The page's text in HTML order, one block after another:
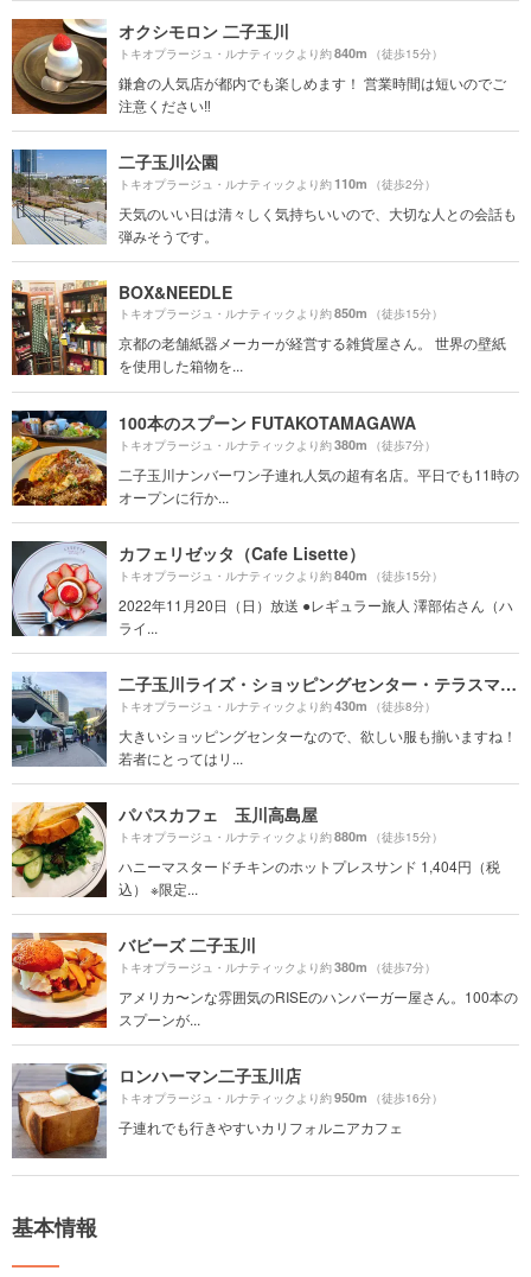
オクシモロン 二子玉川
トキオプラージュ・ルナティックより約840m （徒歩15分）
鎌倉の人気店が都内でも楽しめます！ 営業時間は短いのでご
注意ください‼︎
二子玉川公園
トキオプラージュ・ルナティックより約110m （徒歩2分）
天気のいい日は清々しく気持ちいいので、大切な人との会話も
弾みそうです。
BOX&NEEDLE
トキオプラージュ・ルナティックより約850m （徒歩15分）
京都の老舗紙器メーカーが経営する雑貨屋さん。 世界の壁紙
を使用した箱物を...
100本のスプーン FUTAKOTAMAGAWA
トキオプラージュ・ルナティックより約380m （徒歩7分）
二子玉川ナンバーワン子連れ人気の超有名店。平日でも11時の
オープンに行か...
カフェリゼッタ（Cafe Lisette）
トキオプラージュ・ルナティックより約840m （徒歩15分）
2022年11月20日（日）放送 ●レギュラー旅人 澤部佑さん（ハ
ライ...
二子玉川ライズ・ショッピングセンター・テラスマーケット
トキオプラージュ・ルナティックより約430m （徒歩8分）
大きいショッピングセンターなので、欲しい服も揃いますね！
若者にとってはリ...
パパスカフェ 玉川高島屋
トキオプラージュ・ルナティックより約880m （徒歩15分）
ハニーマスタードチキンのホットプレスサンド 1,404円（税
込） ※限定...
バビーズ 二子玉川
トキオプラージュ・ルナティックより約380m （徒歩7分）
アメリカ〜ンな雰囲気のRISEのハンバーガー屋さん。100本の
スプーンが...
ロンハーマン二子玉川店
トキオプラージュ・ルナティックより約950m （徒歩16分）
子連れでも行きやすいカリフォルニアカフェ
基本情報